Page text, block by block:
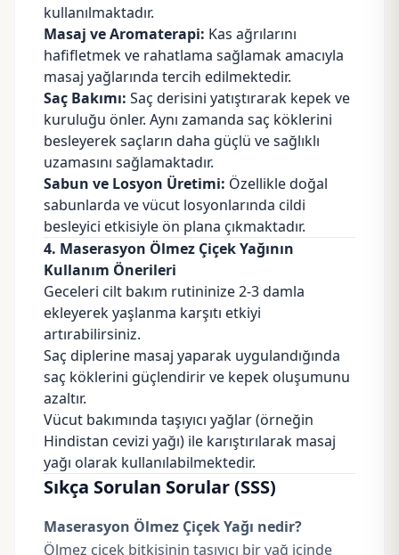
kullanılmaktadır.
Masaj ve Aromaterapi: Kas ağrılarını
hafifletmek ve rahatlama sağlamak amacıyla
masaj yağlarında tercih edilmektedir.
Saç Bakımı: Saç derisini yatıştırarak kepek ve
kuruluğu önler. Aynı zamanda saç köklerini
besleyerek saçların daha güçlü ve sağlıklı
uzamasını sağlamaktadır.
Sabun ve Losyon Üretimi: Özellikle doğal
sabunlarda ve vücut losyonlarında cildi
besleyici etkisiyle ön plana çıkmaktadır.
4. Maserasyon Ölmez Çiçek Yağının
Kullanım Önerileri
Geceleri cilt bakım rutininize 2-3 damla
ekleyerek yaşlanma karşıtı etkiyi
artırabilirsiniz.
Saç diplerine masaj yaparak uygulandığında
saç köklerini güçlendirir ve kepek oluşumunu
azaltır.
Vücut bakımında taşıyıcı yağlar (örneğin
Hindistan cevizi yağı) ile karıştırılarak masaj
yağı olarak kullanılabilmektedir.
Sıkça Sorulan Sorular (SSS)
Maserasyon Ölmez Çiçek Yağı nedir?
Ölmez çiçek bitkisinin taşıyıcı bir yağ içinde